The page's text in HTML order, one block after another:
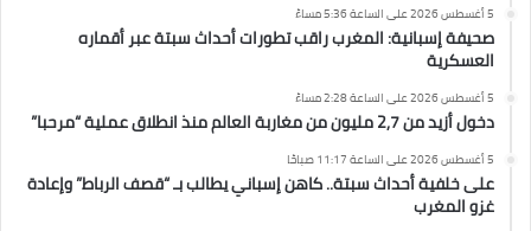
5 أغسطس 2026 على الساعة 5:36 مساءً
صحيفة إسبانية: المغرب راقب تطورات أحداث سبتة عبر أقماره
العسكرية
5 أغسطس 2026 على الساعة 2:28 مساءً
دخول أزيد من 2,7 مليون من مغاربة العالم منذ انطلاق عملية “مرحبا”
5 أغسطس 2026 على الساعة 11:17 صباحًا
على خلفية أحداث سبتة.. كاهن إسباني يطالب بـ “قصف الرباط” وإعادة
غزو المغرب